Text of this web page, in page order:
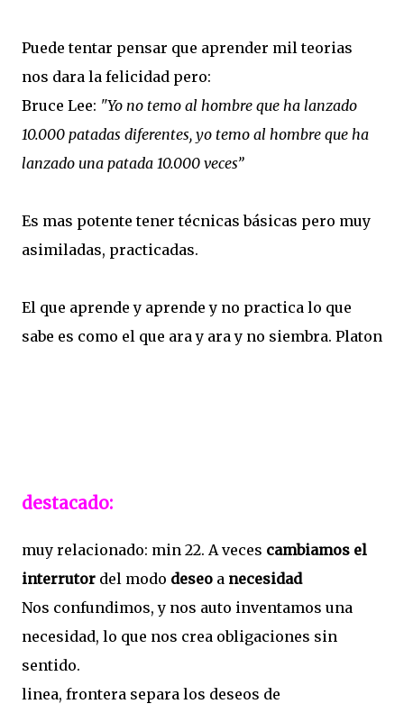
Puede tentar pensar que aprender mil teorias
nos dara la felicidad pero:
Bruce Lee: "Yo no temo al hombre que ha lanzado
10.000 patadas diferentes, yo temo al hombre que ha
lanzado una patada 10.000 veces”
Es mas potente tener técnicas básicas pero muy
asimiladas, practicadas.
El que aprende y aprende y no practica lo que
sabe es como el que ara y ara y no siembra. Platon
destacado:
muy relacionado: min 22. A veces cambiamos el
interrutor del modo deseo a necesidad
Nos confundimos, y nos auto inventamos una
necesidad, lo que nos crea obligaciones sin
sentido.
linea, frontera separa los deseos de